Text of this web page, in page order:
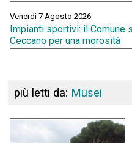
Venerdì 7 Agosto 2026
Impianti sportivi: il Comune
Ceccano per una morosità
più letti da: Musei